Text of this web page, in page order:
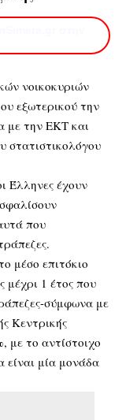
νοικοκυριών
εξωτερικού την
με την ΕΚΤ και
στατιστικολόγου
Έλληνες έχουν
που
μέσο επιτόκιο
μέχρι 1 έτος που
σύμφωνα με
Κεντρικής
, με το αντίστοιχο
είναι μία μονάδα